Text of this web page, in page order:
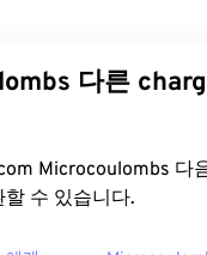
다른
Microcoulombs 다
수 있습니다.